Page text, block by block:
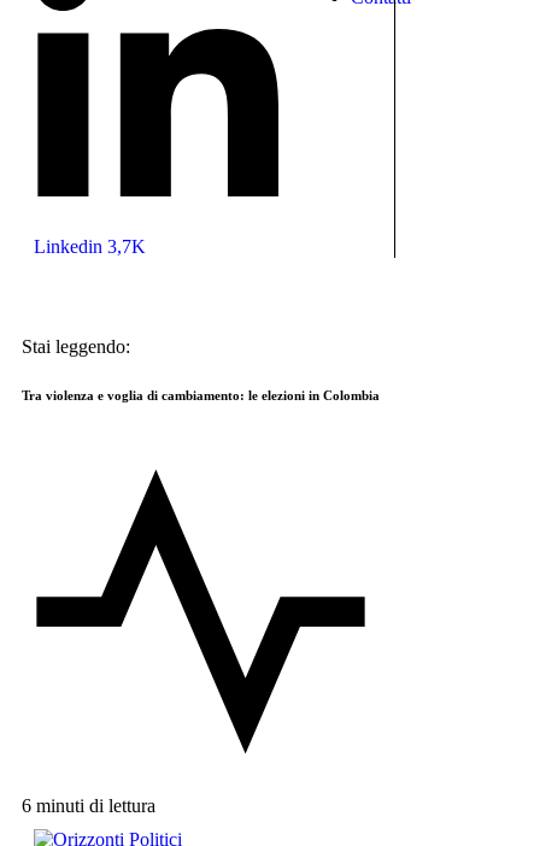
Linkedin 3,7K
Stai leggendo:
Tra violenza e voglia di cambiamento: le elezioni in Colombia
6 minuti di lettura